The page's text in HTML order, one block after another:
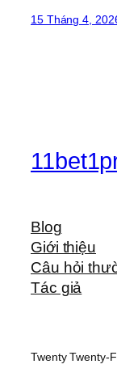
15 Tháng 4,
Blog
Giới thiệu
Câu hỏi
Tác giả
Twenty Twenty-